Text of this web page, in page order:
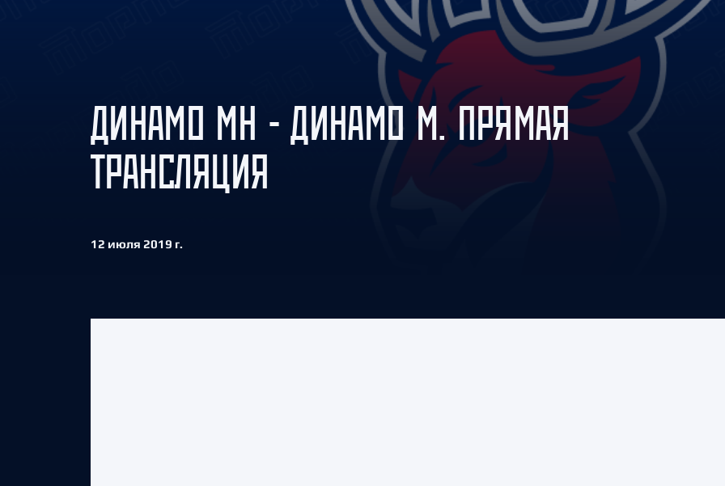
Амур
Барыс
Салават Юлаев
Сибирь
ДИНАМО МН - ДИНАМО М. ПРЯМАЯ
ТРАНСЛЯЦИЯ
12 июля 2019 г.